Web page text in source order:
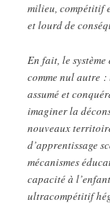
milieu, compétitif
et lourd de
En fait, le
comme nul autre
assumé et
imaginer la
nouveaux
d’apprentissage
mécanismes
capacité à
ultracompétitif